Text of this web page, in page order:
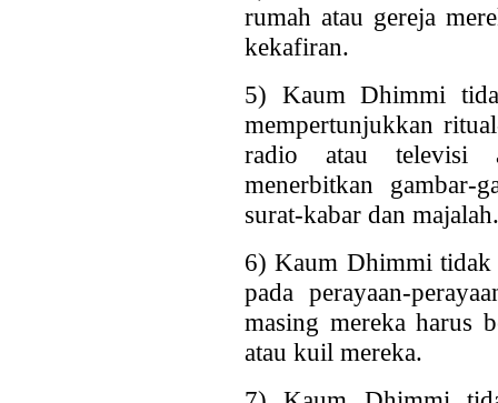
rumah atau gereja
kekafiran.
5) Kaum Dhimmi
mempertunjukkan
radio atau televisi
menerbitkan gambar-
surat-kabar dan majalah.
6) Kaum Dhimmi
pada perayaan-
masing mereka harus
atau kuil mereka.